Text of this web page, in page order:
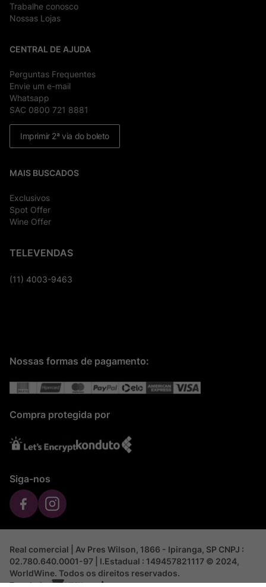
Trabalhe conosco
Nossas Lojas
CENTRAL DE AJUDA
Perguntas Frequentes
Envie um e-mail
Whatsapp
SAC 0800 721 8881
Imprimir 2ª via do boleto
MAIS BUSCADOS
Exclusivos
Spot Offer
Wine Offer
TELEVENDAS
(11) 4003-9463
Nossas formas de pagamento:
Compra protegida por
Siga-nos
Real comercial | Av Pres Wilson, 1866 - Ipiranga, SP CNPJ :
02.780.640.0001-97 | I.Estadual : 149457821117 © 2024,
WorldWine. Todos os direitos reservados.